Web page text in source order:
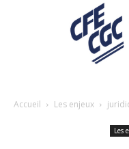
Accueil Les enjeux
Les